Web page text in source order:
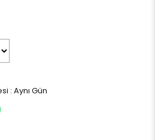
: Aynı Gün